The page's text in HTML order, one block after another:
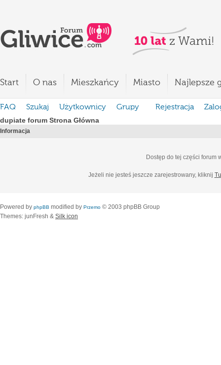
Start O nas Mieszkańcy Miasto Najlepsze
FAQ Szukaj Użytkownicy Grupy Rejestracja
dupiate forum Strona Główna
Informacja
Dostęp do tej części forum
Jeżeli nie jesteś jeszcze zarejestrowany, kliknij
Powered by phpBB modified by Przemo © 2003 phpBB Group
Themes: junFresh & Silk icon